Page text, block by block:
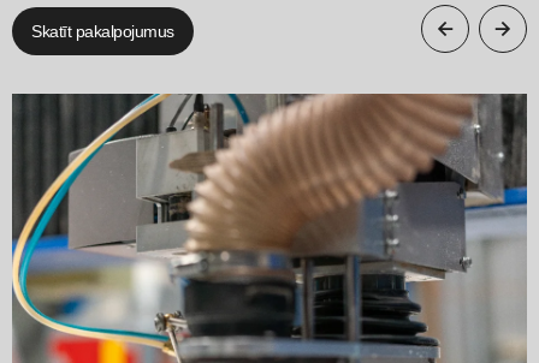
Skatīt pakalpojumus